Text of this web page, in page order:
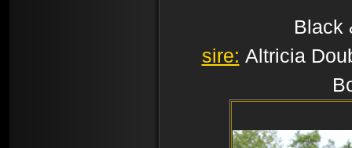
Black
sire: Altricia